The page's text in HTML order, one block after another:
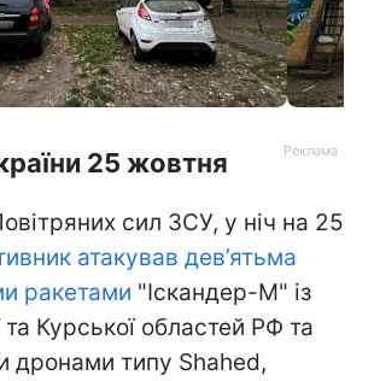
25 жовтня
сил ЗСУ, у ніч на 25
атакував дев’ятьма
ракетами "Іскандер-М" із
та Курської областей РФ та
дронами типу Shahed,